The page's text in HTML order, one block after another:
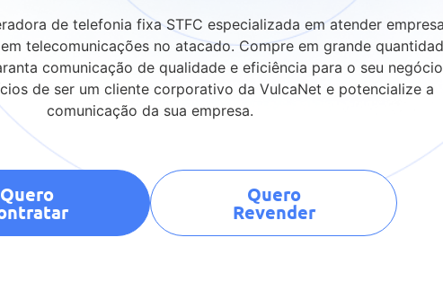
de telefonia fixa STFC especializada em atender
telecomunicações no atacado. Compre em grande
comunicação de qualidade e eficiência para o seu
de ser um cliente corporativo da VulcaNet e potencialize a
comunicação da sua empresa.
Quero Quero
Revender